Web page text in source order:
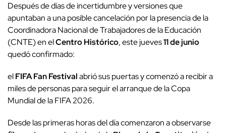
Después de días de incertidumbre y versiones que
apuntaban a una posible cancelación por la presencia de la
Coordinadora Nacional de Trabajadores de la Educación
(CNTE) en elCentro Histórico, este jueves11 de junio
quedó confirmado:
elFIFA Fan Festivalabrió sus puertas y comenzó a recibir a
miles de personas para seguir el arranque de la Copa
Mundial de la FIFA 2026.
Desde las primeras horas del día comenzaron a observarse